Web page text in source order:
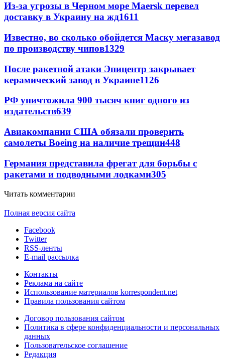
Из-за угрозы в Черном море Maersk перевел
доставку в Украину на жд1611
Известно, во сколько обойдется Маску мегазавод
по производству чипов1329
После ракетной атаки Эпицентр закрывает
керамический завод в Украине1126
РФ уничтожила 900 тысяч книг одного из
издательств639
Авиакомпании США обязали проверить
самолеты Boeing на наличие трещин448
Германия представила фрегат для борьбы с
ракетами и подводными лодками305
Читать комментарии
Полная версия сайта
Facebook
Twitter
RSS-ленты
E-mail рассылка
Контакты
Реклама на сайте
Использование материалов korrespondent.net
Правила пользования сайтом
Договор пользования сайтом
Политика в сфере конфиденциальности и персональных
данных
Пользовательское соглашение
Редакция